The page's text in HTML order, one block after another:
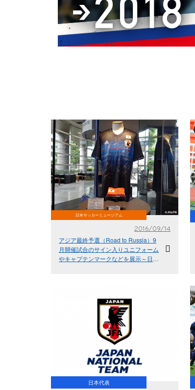
日本サッカーミュージアム
2016/09/14
アジア最終予選（Road to Russia）9
月開催試合のサイン入りユニフォーム
やキャプテンマークなどを展示～日本
日本代表